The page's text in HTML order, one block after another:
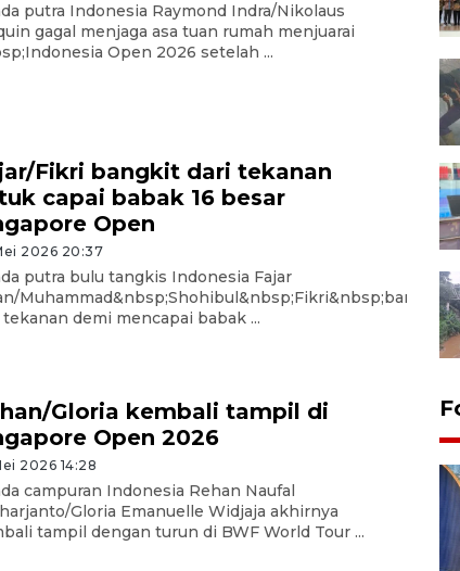
putra Indonesia Raymond Indra/Nikolaus
gagal menjaga asa tuan rumah menjuarai
Open 2026 setelah ...
Fikri bangkit dari tekanan
capai babak 16 besar
Open
2026 20:37
putra bulu tangkis Indonesia Fajar
Muhammad&nbsp;Shohibul&nbsp;Fikri&nbsp;bangkit
demi mencapai babak ...
Gloria kembali tampil di
Open 2026
2026 14:28
campuran Indonesia Rehan Naufal
Gloria Emanuelle Widjaja akhirnya
tampil dengan turun di BWF World Tour ...